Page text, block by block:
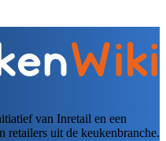
van Inretail en een
retailers uit de keukenbranche.